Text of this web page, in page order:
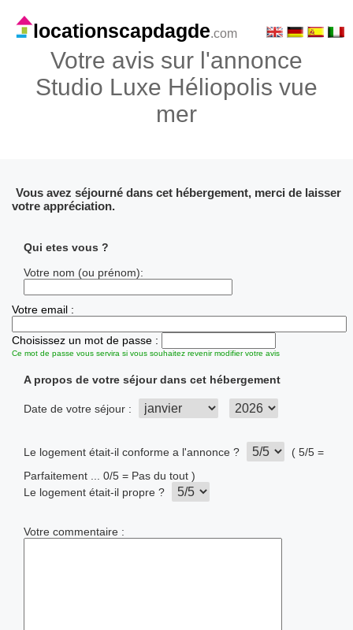
Votre avis sur l'annonce
Studio Luxe Héliopolis vue
mer
locationscapdagde.com
Vous avez séjourné dans cet hébergement, merci de laisser
votre appréciation.
Qui etes vous ?
Votre nom (ou prénom):
Votre email :
Choisissez un mot de passe :
Ce mot de passe vous servira si vous souhaitez revenir modifier votre avis
A propos de votre séjour dans cet hébergement
Date de votre séjour :
Le logement était-il conforme a l'annonce ?
( 5/5 =
Parfaitement ... 0/5 = Pas du tout )
Le logement était-il propre ?
Votre commentaire :